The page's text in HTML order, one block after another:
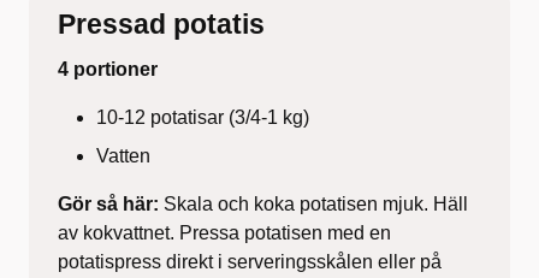
Pressad potatis
4 portioner
10-12 potatisar (3/4-1 kg)
Vatten
Gör så här: Skala och koka potatisen mjuk. Häll
av kokvattnet. Pressa potatisen med en
potatispress direkt i serveringsskålen eller på